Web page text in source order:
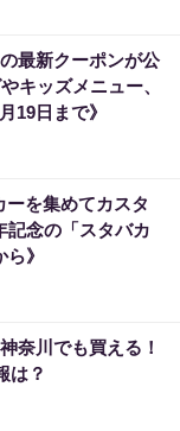
最新クーポンが公
キッズメニュー、
19日まで》
を集めてカスタ
記念の「スタバカ
》
奈川でも買える！
は？